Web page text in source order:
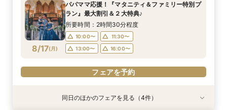
8/16(日)
10:00〜
11:30〜
13:00〜
16:00〜
フェアを予約
8/16(日)
10:00〜
11:30〜
13:00〜
16:00〜
フェアを予約
8/16(日)
10:00〜
11:30〜
13:00〜
16:00〜
フェアを予約
8/16(日)
10:00〜
11:30〜
13:00〜
16:00〜
フェアを予約
8/17(月)
パパママ応援！『マタニティ＆ファミリー特別プ
ラン』最大割引＆２大特典♪
所要時間：2時間30分程度
10:00〜
11:30〜
13:00〜
16:00〜
フェアを予約
衣装試着 特典あり
特典あり
衣装試着 特典あり
衣装試着 特典あり
同日のほかのフェアを見る（4件）